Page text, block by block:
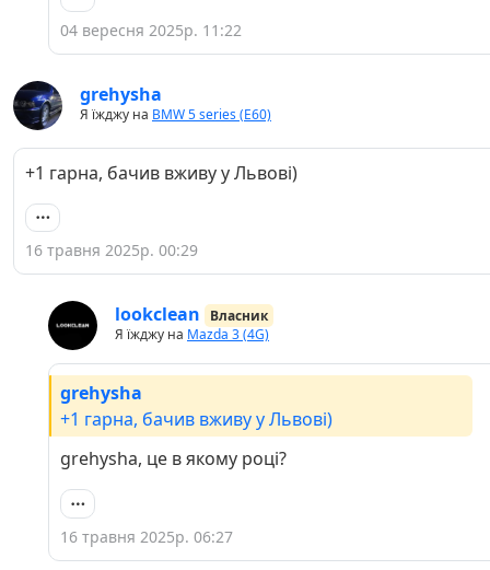
04 вересня 2025р. 11:22
grehysha
Я їжджу на BMW 5 series (E60)
+1 гарна, бачив вживу у Львові)
16 травня 2025р. 00:29
lookclean
Власник
Я їжджу на Mazda 3 (4G)
grehysha
+1 гарна, бачив вживу у Львові)
grehysha, це в якому році?
16 травня 2025р. 06:27